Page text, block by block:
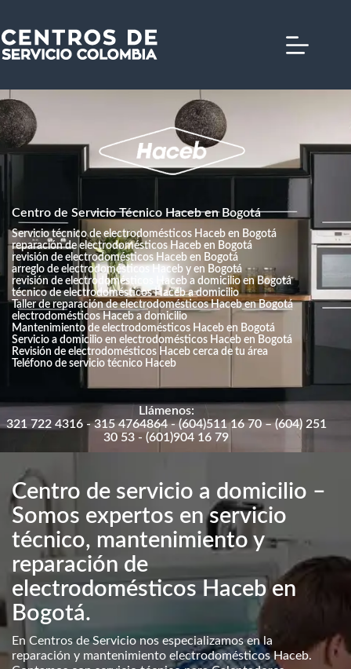
contenido
Centro de Servicio Técnico Haceb en Bogotá
Servicio técnico de electrodomésticos Haceb en Bogotá
reparación de electrodomésticos Haceb en Bogotá
revisión de electrodomésticos Haceb en Bogotá
arreglo de electrodomésticos Haceb y en Bogotá
revisión de electrodomésticos Haceb a domicilio en Bogotá
técnico de electrodomésticos Haceb a domicilio
Taller de reparación de electrodomésticos Haceb en Bogotá
electrodomésticos Haceb a domicilio
Mantenimiento de electrodomésticos Haceb en Bogotá
Servicio a domicilio en electrodomésticos Haceb en Bogotá
Revisión de electrodomésticos Haceb cerca de tu área
Teléfono de servicio técnico Haceb
Llámenos:
321 722 4316 - 315 4764864 - (604)511 16 70 – (604) 251
30 53 - (601)904 16 79
Centro de servicio a domicilio –
Somos expertos en servicio
técnico, mantenimiento y
reparación de
electrodomésticos Haceb en
Bogotá.
En Centros de Servicio nos especializamos en la
reparación y mantenimiento electrodomésticos Haceb.